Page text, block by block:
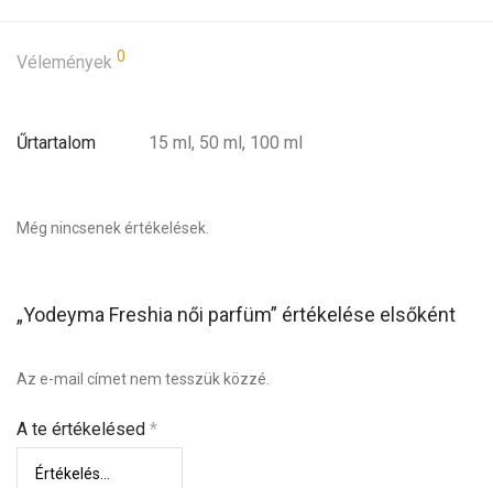
Vélemények 0
Űrtartalom 15 ml, 50 ml, 100 ml
Még nincsenek értékelések.
„Yodeyma Freshia női parfüm” értékelése elsőként
Az e-mail címet nem tesszük közzé.
A te értékelésed *